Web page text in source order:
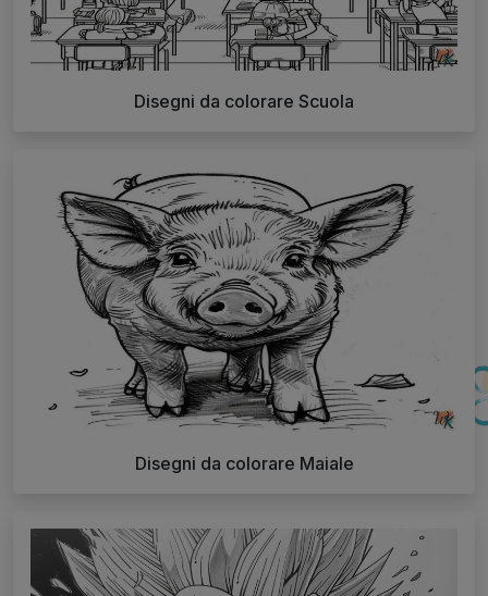
Disegni da colorare Scuola
Disegni da colorare Maiale